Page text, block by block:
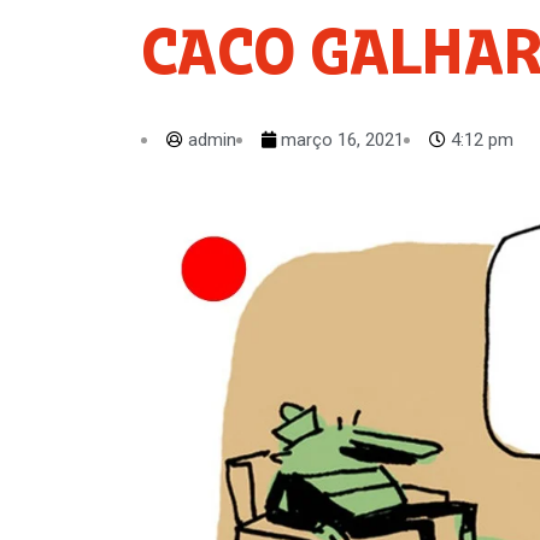
CACO
admin março 16, 2021 4:12 pm